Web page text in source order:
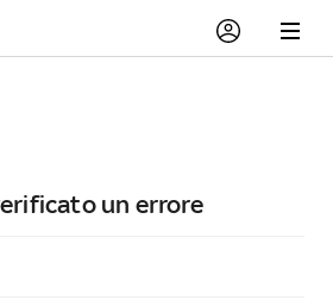
un errore